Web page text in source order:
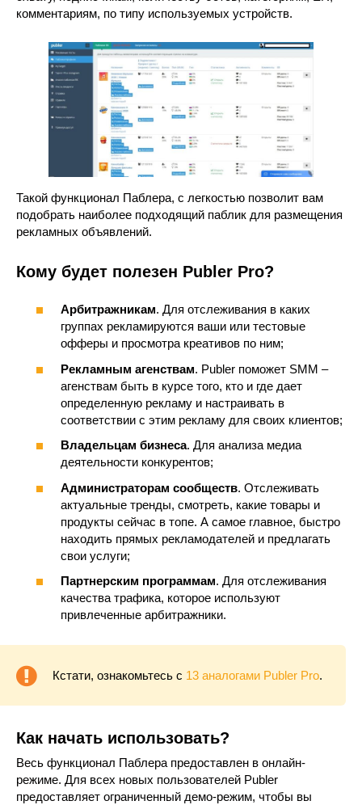
комментариям, по типу используемых устройств.
Такой функционал Паблера, с легкостью позволит вам
подобрать наиболее подходящий паблик для размещения
рекламных объявлений.
Кому будет полезен Publer Pro?
Арбитражникам. Для отслеживания в каких
группах рекламируются ваши или тестовые
офферы и просмотра креативов по ним;
Рекламным агенствам. Publer поможет SMM –
агенствам быть в курсе того, кто и где дает
определенную рекламу и настраивать в
соответствии с этим рекламу для своих клиентов;
Владельцам бизнеса. Для анализа медиа
деятельности конкурентов;
Администраторам сообществ. Отслеживать
актуальные тренды, смотреть, какие товары и
продукты сейчас в топе. А самое главное, быстро
находить прямых рекламодателей и предлагать
свои услуги;
Партнерским программам. Для отслеживания
качества трафика, которое используют
привлеченные арбитражники.
Кстати, ознакомьтесь с 13 аналогами Publer Pro.
Как начать использовать?
Весь функционал Паблера предоставлен в онлайн-
режиме. Для всех новых пользователей Publer
предоставляет ограниченный демо-режим, чтобы вы